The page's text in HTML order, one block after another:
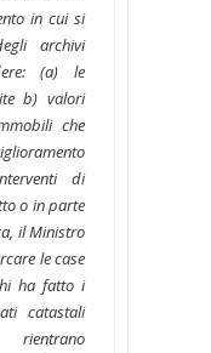
in cui si
archivi
(a) le
b) valori
che
di
o in parte
il Ministro
le case
ha fatto i
catastali